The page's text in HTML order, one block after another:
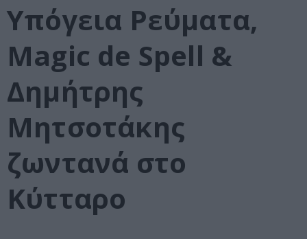
Υπόγεια Ρεύματα,
Magic de Spell &
Δημήτρης
Μητσοτάκης
ζωντανά στο
Κύτταρο